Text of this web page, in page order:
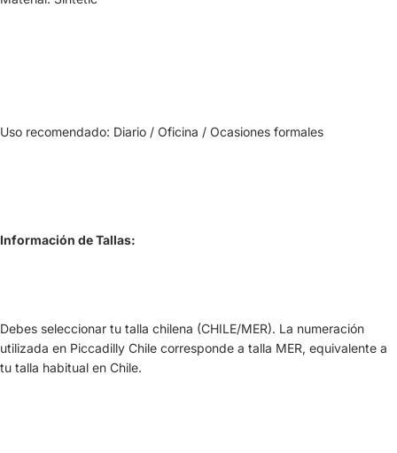
Uso recomendado: Diario / Oficina / Ocasiones formales
Información de Tallas:
Debes seleccionar tu talla chilena (CHILE/MER). La numeración
utilizada en Piccadilly Chile corresponde a talla MER, equivalente a
tu talla habitual en Chile.